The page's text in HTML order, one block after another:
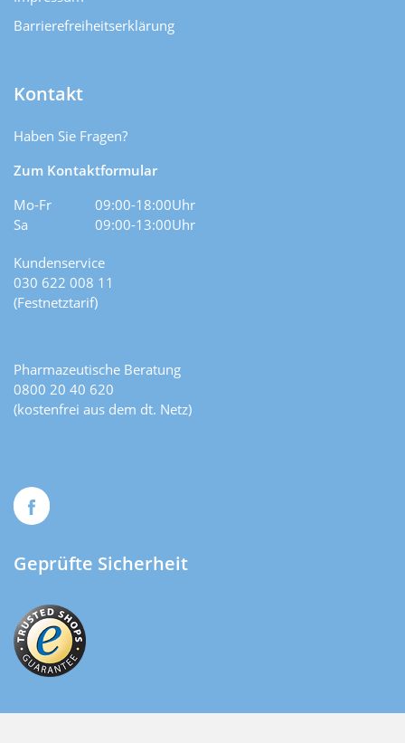
Barrierefreiheitserklärung
Kontakt
Haben Sie Fragen?
Zum Kontaktformular
Mo-Fr
09:00-18:00Uhr
Sa
09:00-13:00Uhr
Kundenservice
030 622 008 11
(Festnetztarif)
Pharmazeutische Beratung
0800 20 40 620
(kostenfrei aus dem dt. Netz)
Geprüfte Sicherheit